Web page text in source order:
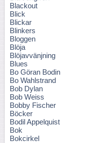
Blackout
Blick
Blickar
Blinkers
Bloggen
Blöja
Blöjavvänjning
Blues
Bo Göran Bodin
Bo Wahlstrand
Bob Dylan
Bob Weiss
Bobby Fischer
Böcker
Bodil Appelquist
Bok
Bokcirkel